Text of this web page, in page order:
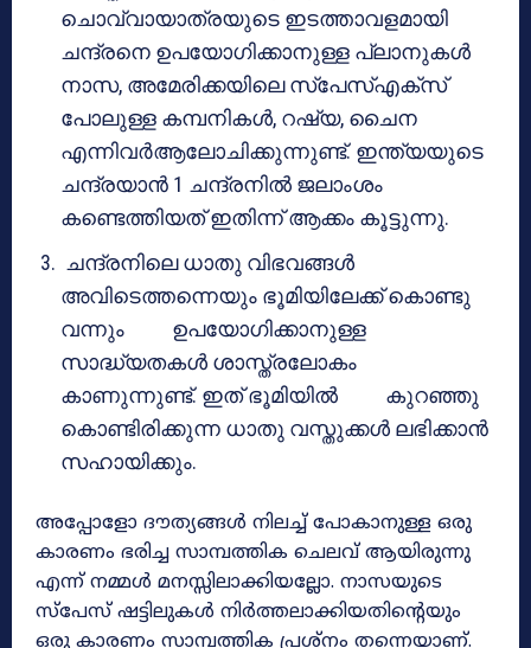
ചൊവ്വായാത്രയുടെ ഇടത്താവളമായി
ചന്ദ്രനെ ഉപയോഗിക്കാനുള്ള പ്ലാനുകൾ
നാസ, അമേരിക്കയിലെ സ്പേസ്എക്സ്
പോലുള്ള കമ്പനികൾ, റഷ്യ, ചൈന
എന്നിവർആലോചിക്കുന്നുണ്ട്. ഇന്ത്യയുടെ
ചന്ദ്രയാൻ 1 ചന്ദ്രനിൽ ജലാംശം
കണ്ടെത്തിയത് ഇതിന്ന് ആക്കം കൂട്ടുന്നു.
ചന്ദ്രനിലെ ധാതു വിഭവങ്ങൾ
അവിടെത്തന്നെയും ഭൂമിയിലേക്ക് കൊണ്ടു
വന്നും ഉപയോഗിക്കാനുള്ള
സാദ്ധ്യതകൾ ശാസ്ത്രലോകം
കാണുന്നുണ്ട്. ഇത് ഭൂമിയിൽ കുറഞ്ഞു
കൊണ്ടിരിക്കുന്ന ധാതു വസ്തുക്കൾ ലഭിക്കാൻ
സഹായിക്കും.
അപ്പോളോ ദൗത്യങ്ങൾ നിലച്ച് പോകാനുള്ള ഒരു
കാരണം ഭരിച്ച സാമ്പത്തിക ചെലവ് ആയിരുന്നു
എന്ന് നമ്മൾ മനസ്സിലാക്കിയല്ലോ. നാസയുടെ
സ്പേസ് ഷട്ടിലുകൾ നിർത്തലാക്കിയതിന്റെയും
ഒരു കാരണം സാമ്പത്തിക പ്രശ്നം തന്നെയാണ്.